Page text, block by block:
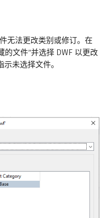
无法更改类别或修订。在
文件”并选择 DWF 以更改
未选择文件。